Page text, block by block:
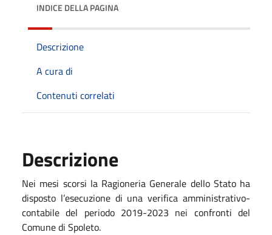
INDICE DELLA PAGINA
Descrizione
A cura di
Contenuti correlati
Descrizione
Nei mesi scorsi la Ragioneria Generale dello Stato ha
disposto l’esecuzione di una verifica amministrativo-
contabile del periodo 2019-2023 nei confronti del
Comune di Spoleto.